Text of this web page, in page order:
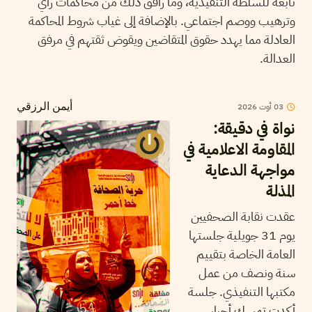
وترهيب ووصم اجتماعي. بالإضافة إلى غياب شروط المحاكمة
العادلة مما يهدد حقوق المتقاضين ويقوض ثقتهم في مرفق
العدالة.
أيمن الرزقي 03أوت2026
نواة في دقيقة:
المقاومة الاعلامية في
مواجهة الدعاية
المذلة
عقدت نقابة الصحفيين
يوم 31 جويلية جلستها
العامة الخاصة بتقييم
سنة ونصف من عمل
مكتبها التنفيذي. جلسة